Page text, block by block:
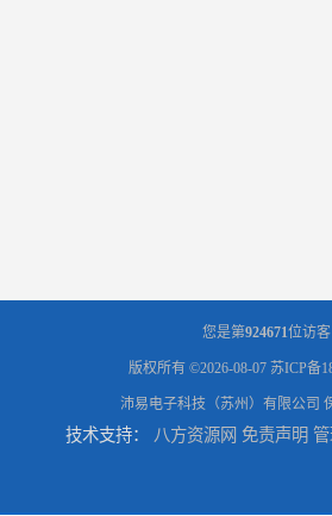
您是第924671位访客
版权所有 ©2026-08-07 苏ICP备
沛易电子科技（苏州）有限公司
技术支持： 八方资源网 免责声明